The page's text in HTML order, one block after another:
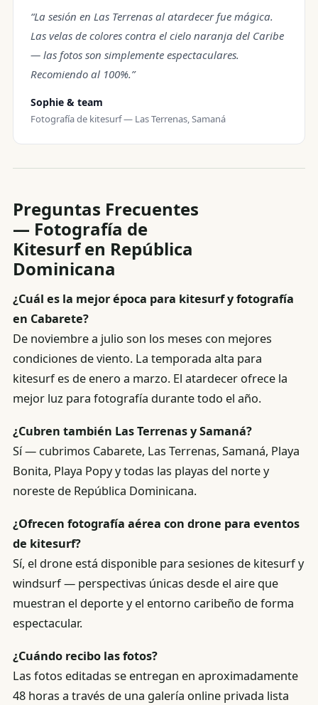
“La sesión en Las Terrenas al atardecer fue mágica.
Las velas de colores contra el cielo naranja del Caribe
— las fotos son simplemente espectaculares.
Recomiendo al 100%.”
Sophie & team
Fotografía de kitesurf — Las Terrenas, Samaná
Preguntas Frecuentes
— Fotografía de
Kitesurf en República
Dominicana
¿Cuál es la mejor época para kitesurf y fotografía
en Cabarete?
De noviembre a julio son los meses con mejores
condiciones de viento. La temporada alta para
kitesurf es de enero a marzo. El atardecer ofrece la
mejor luz para fotografía durante todo el año.
¿Cubren también Las Terrenas y Samaná?
Sí — cubrimos Cabarete, Las Terrenas, Samaná, Playa
Bonita, Playa Popy y todas las playas del norte y
noreste de República Dominicana.
¿Ofrecen fotografía aérea con drone para eventos
de kitesurf?
Sí, el drone está disponible para sesiones de kitesurf y
windsurf — perspectivas únicas desde el aire que
muestran el deporte y el entorno caribeño de forma
espectacular.
¿Cuándo recibo las fotos?
Las fotos editadas se entregan en aproximadamente
48 horas a través de una galería online privada lista